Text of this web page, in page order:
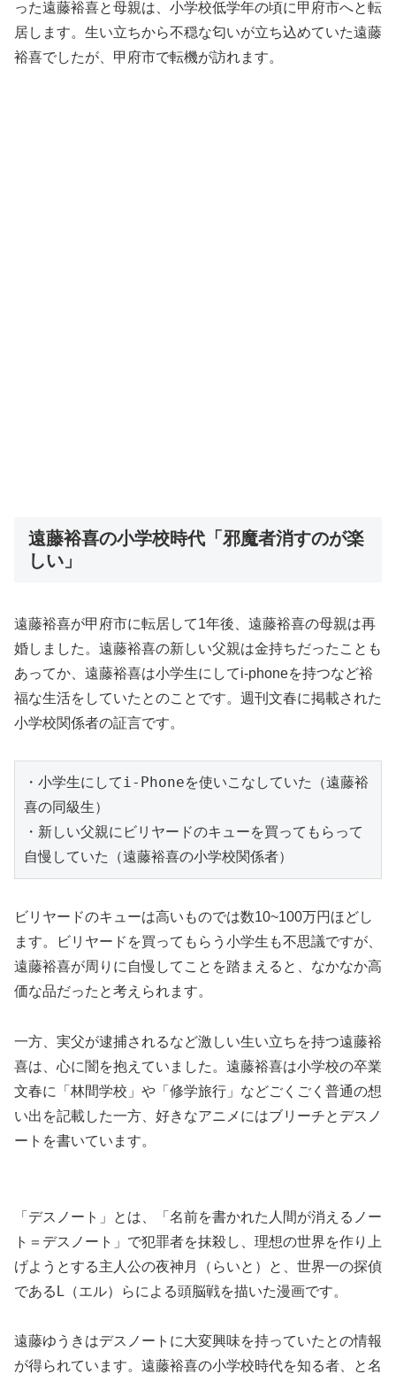
った遠藤裕喜と母親は、小学校低学年の頃に甲府市へと転
居します。生い立ちから不穏な匂いが立ち込めていた遠藤
裕喜でしたが、甲府市で転機が訪れます。
遠藤裕喜の小学校時代「邪魔者消すのが楽
しい」
遠藤裕喜が甲府市に転居して1年後、遠藤裕喜の母親は再
婚しました。遠藤裕喜の新しい父親は金持ちだったことも
あってか、遠藤裕喜は小学生にしてi-phoneを持つなど裕
福な生活をしていたとのことです。週刊文春に掲載された
小学校関係者の証言です。
・小学生にしてi-Phoneを使いこなしていた（遠藤裕
喜の同級生）
・新しい父親にビリヤードのキューを買ってもらって
自慢していた（遠藤裕喜の小学校関係者）
ビリヤードのキューは高いものでは数10~100万円ほどし
ます。ビリヤードを買ってもらう小学生も不思議ですが、
遠藤裕喜が周りに自慢してことを踏まえると、なかなか高
価な品だったと考えられます。
一方、実父が逮捕されるなど激しい生い立ちを持つ遠藤裕
喜は、心に闇を抱えていました。遠藤裕喜は小学校の卒業
文春に「林間学校」や「修学旅行」などごくごく普通の想
い出を記載した一方、好きなアニメにはブリーチとデスノ
ートを書いています。
「デスノート」とは、「名前を書かれた人間が消えるノー
ト＝デスノート」で犯罪者を抹殺し、理想の世界を作り上
げようとする主人公の夜神月（らいと）と、世界一の探偵
であるL（エル）らによる頭脳戦を描いた漫画です。
遠藤ゆうきはデスノートに大変興味を持っていたとの情報
が得られています。遠藤裕喜の小学校時代を知る者、と名